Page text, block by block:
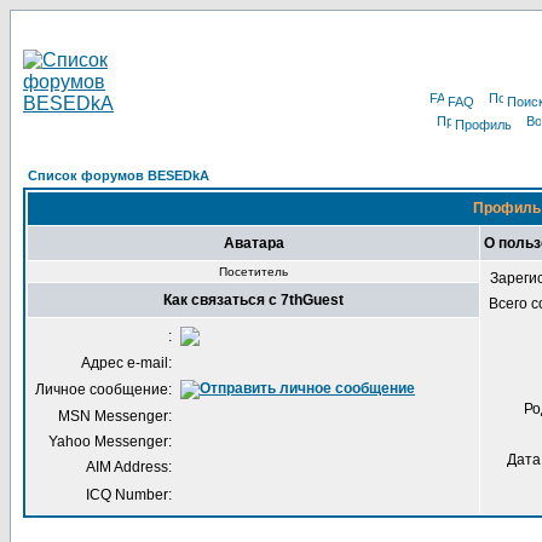
FAQ
Профиль
Список форумов BESEDkA
Профиль
Аватара О
Посетитель
Всего
Как связаться с 7thGuest
:
Адрес e-mail:
Личное сообщение:
MSN Messenger:
Yahoo Messenger:
AIM Address:
ICQ Number: